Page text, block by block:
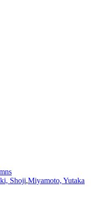
Shoji,Miyamoto, Yutaka